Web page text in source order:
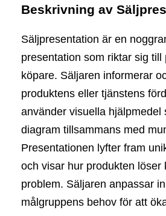
Beskrivning av
Säljpresentation är en
presentation som riktar sig till
köpare. Säljaren informerar
produktens eller tjänstens
använder visuella hjälpmedel
diagram tillsammans med
Presentationen lyfter fram
och visar hur produkten löser
problem. Säljaren anpassar
målgruppens behov för att